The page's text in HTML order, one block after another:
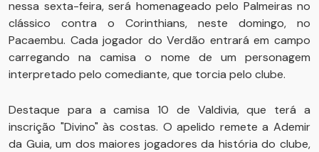
nessa sexta-feira, será homenageado pelo Palmeiras no
clássico contra o Corinthians, neste domingo, no
Pacaembu. Cada jogador do Verdão entrará em campo
carregando na camisa o nome de um personagem
interpretado pelo comediante, que torcia pelo clube.
Destaque para a camisa 10 de Valdivia, que terá a
inscrição "Divino" às costas. O apelido remete a Ademir
da Guia, um dos maiores jogadores da história do clube,